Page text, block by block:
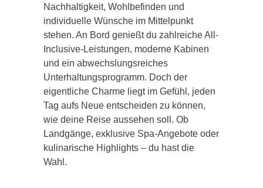
Nachhaltigkeit, Wohlbefinden und
individuelle Wünsche im Mittelpunkt
stehen. An Bord genießt du zahlreiche All-
Inclusive-Leistungen, moderne Kabinen
und ein abwechslungsreiches
Unterhaltungsprogramm. Doch der
eigentliche Charme liegt im Gefühl, jeden
Tag aufs Neue entscheiden zu können,
wie deine Reise aussehen soll. Ob
Landgänge, exklusive Spa-Angebote oder
kulinarische Highlights – du hast die
Wahl.